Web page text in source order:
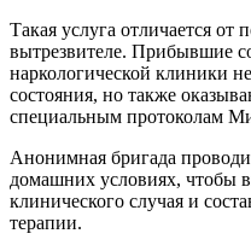
Такая услуга отличается
вытрезвителе. Прибывшие
наркологической клиники
состояния, но также
специальным протоколам
Анонимная бригада
домашних условиях, чтобы
клинического случая и
терапии.